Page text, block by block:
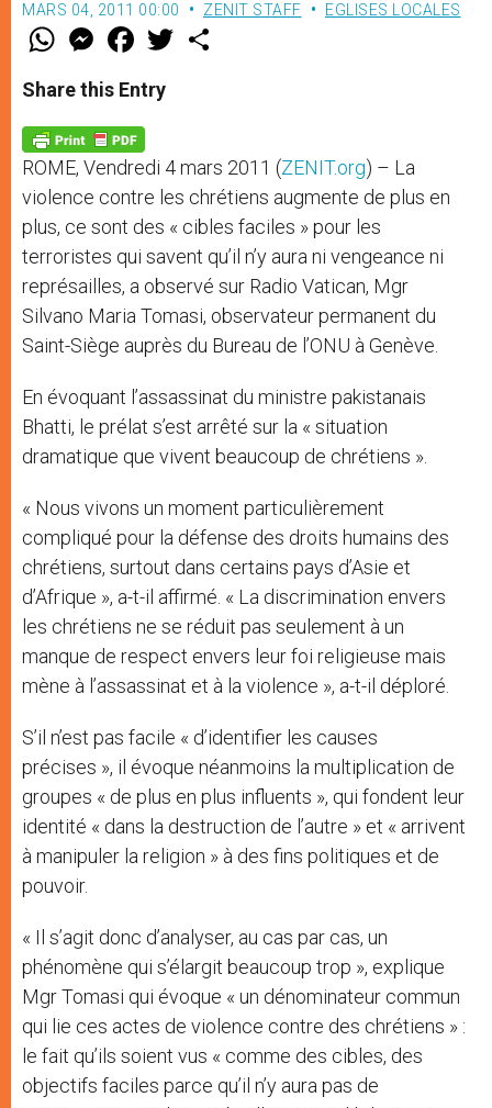
MARS 04, 2011 00:00 ZENIT STAFF EGLISES LOCALES
W
t
s
p
p
M
e
s
e
g
e
r
F
a
e
b
o
k
w
Share this Entry
ROME, Vendredi 4 mars 2011 (ZENIT.org) – La
violence contre les chrétiens augmente de plus en
plus, ce sont des « cibles faciles » pour les
terroristes qui savent qu’il n’y aura ni vengeance ni
représailles, a observé sur Radio Vatican, Mgr
Silvano Maria Tomasi, observateur permanent du
Saint-Siège auprès du Bureau de l’ONU à Genève.
En évoquant l’assassinat du ministre pakistanais
Bhatti, le prélat s’est arrêté sur la « situation
dramatique que vivent beaucoup de chrétiens ».
« Nous vivons un moment particulièrement
compliqué pour la défense des droits humains des
chrétiens, surtout dans certains pays d’Asie et
d’Afrique », a-t-il affirmé. « La discrimination envers
les chrétiens ne se réduit pas seulement à un
manque de respect envers leur foi religieuse mais
mène à l’assassinat et à la violence », a-t-il déploré.
S’il n’est pas facile « d’identifier les causes
précises », il évoque néanmoins la multiplication de
groupes « de plus en plus influents », qui fondent leur
identité « dans la destruction de l’autre » et « arrivent
à manipuler la religion » à des fins politiques et de
pouvoir.
« Il s’agit donc d’analyser, au cas par cas, un
phénomène qui s’élargit beaucoup trop », explique
Mgr Tomasi qui évoque « un dénominateur commun
qui lie ces actes de violence contre des chrétiens » :
le fait qu’ils soient vus « comme des cibles, des
objectifs faciles parce qu’il n’y aura pas de